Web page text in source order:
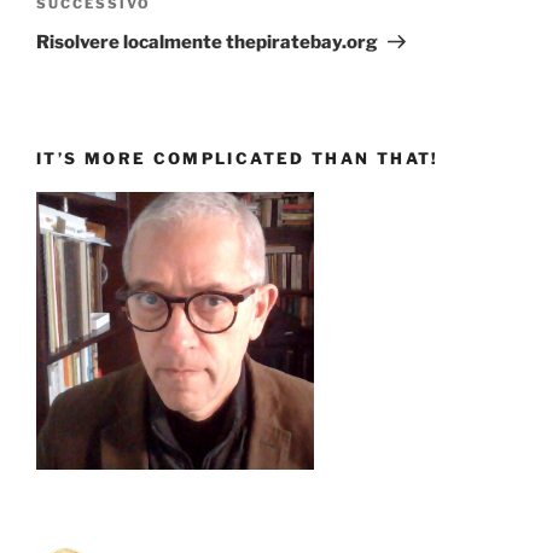
Articolo
successivo
Risolvere localmente thepiratebay.org
IT’S MORE COMPLICATED THAN THAT!